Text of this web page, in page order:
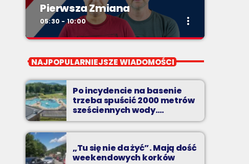
Pierwsza Zmiana
05:30 - 10:00 more_vert
Pierwsza Zmiana
Codziennie od poniedziałku do piątku od 5:30
do 10.
NAJPOPULARNIEJSZE WIADOMOŚCI
Po incydencie na basenie
trzeba spuścić 2000 metrów
sześciennych wody.
„Ogromne koszty i ogromna
praca”
„Tu się nie da żyć”. Mają dość
weekendowych korków